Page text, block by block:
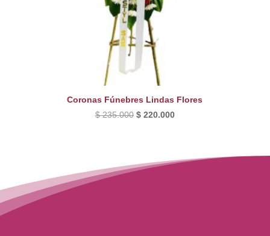
Coronas Fúnebres Lindas Flores
$235.000 El
$ 235.000.
$220.000El